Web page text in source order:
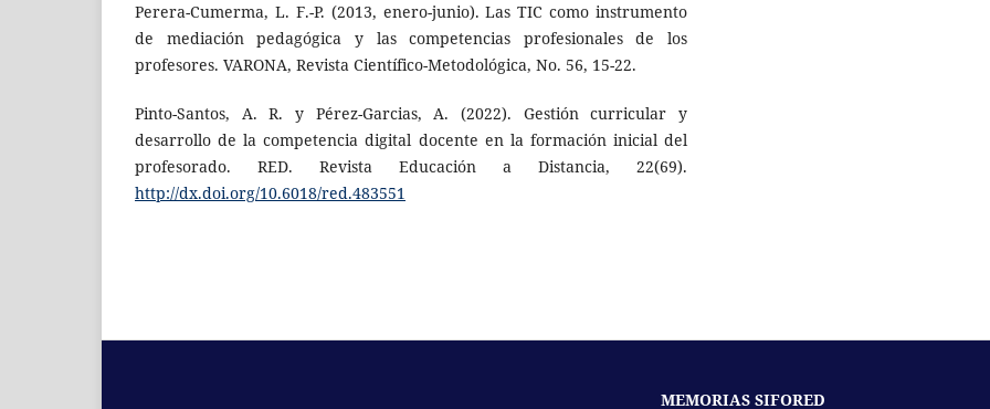
Perera-Cumerma, L. F.-P. (2013, enero-junio). Las TIC como instrumento
de mediación pedagógica y las competencias profesionales de los
profesores. VARONA, Revista Científico-Metodológica, No. 56, 15-22.
Pinto-Santos, A. R. y Pérez-Garcias, A. (2022). Gestión curricular y
desarrollo de la competencia digital docente en la formación inicial del
profesorado. RED. Revista Educación a Distancia, 22(69).
http://dx.doi.org/10.6018/red.483551
MEMORIAS SIFORED